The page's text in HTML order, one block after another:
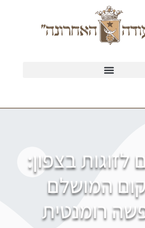
לזוגות בצפון:
המושלם
רומנטית